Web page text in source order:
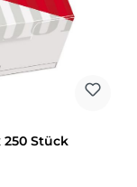
250 Stück